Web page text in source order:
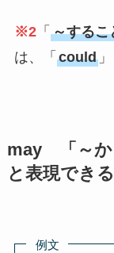
※2「 ～するこ
は、「 could」
may 「～か
と表現できる
例文